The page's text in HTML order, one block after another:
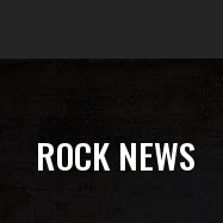
ROCK NEWS